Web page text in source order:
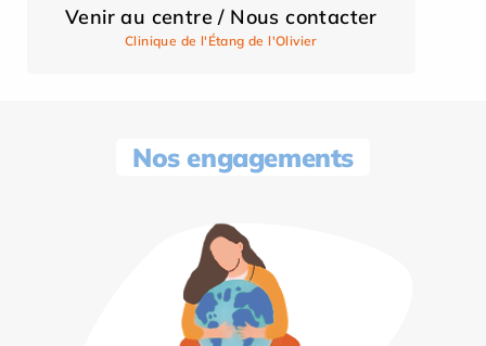
Venir au centre / Nous contacter
Clinique de l'Étang de l'Olivier
Nos engagements